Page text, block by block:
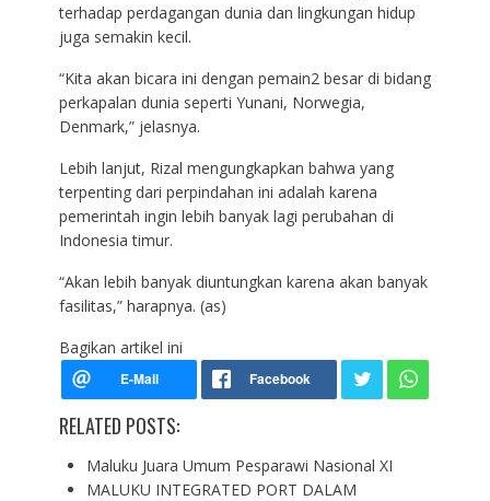
terhadap perdagangan dunia dan lingkungan hidup
juga semakin kecil.
“Kita akan bicara ini dengan pemain2 besar di bidang
perkapalan dunia seperti Yunani, Norwegia,
Denmark,” jelasnya.
Lebih lanjut, Rizal mengungkapkan bahwa yang
terpenting dari perpindahan ini adalah karena
pemerintah ingin lebih banyak lagi perubahan di
Indonesia timur.
“Akan lebih banyak diuntungkan karena akan banyak
fasilitas,” harapnya. (as)
Bagikan artikel ini
RELATED POSTS:
Maluku Juara Umum Pesparawi Nasional XI
MALUKU INTEGRATED PORT DALAM